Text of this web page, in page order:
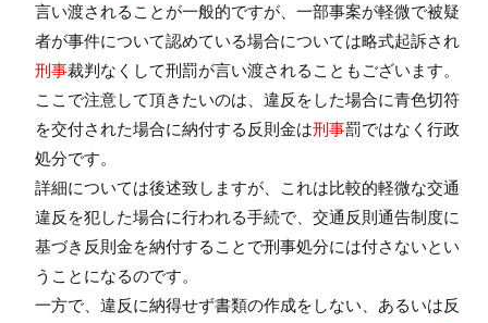
言い渡されることが一般的ですが、一部事案が軽微で被疑
者が事件について認めている場合については略式起訴され
刑事裁判なくして刑罰が言い渡されることもございます。
ここで注意して頂きたいのは、違反をした場合に青色切符
を交付された場合に納付する反則金は刑事罰ではなく行政
処分です。
詳細については後述致しますが、これは比較的軽微な交通
違反を犯した場合に行われる手続で、交通反則通告制度に
基づき反則金を納付することで刑事処分には付さないとい
うことになるのです。
一方で、違反に納得せず書類の作成をしない、あるいは反